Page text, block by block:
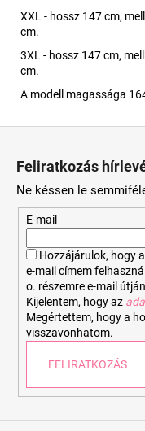
XXL - hossz 147 cm,
cm.
3XL - hossz 147 cm,
cm.
A modell magassága
Feliratkozás
Ne késsen le
E-mail
Hozzájárulok, hogy
e-mail címem
o. részemre e-mail
Kijelentem, hogy az
Megértettem, hogy a
visszavonhatom.
FELIRATKOZÁS